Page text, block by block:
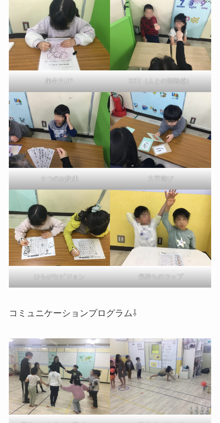
集中力UP SST（人との距離感）
５つのお約束 文字遊び
ひらがなビジョン 気持ちのコップ
コミュニケーションプログラム⇩